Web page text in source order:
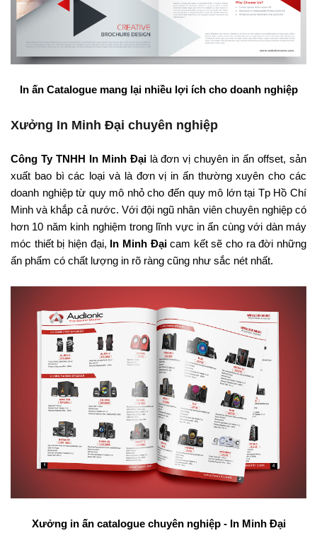
In ấn Catalogue mang lại nhiều lợi ích cho doanh nghiệp
Xưởng In Minh Đại chuyên nghiệp
Công Ty TNHH In Minh Đạilà đơn vị chuyên in ấn offset, sản
xuất bao bì các loại và là đơn vị in ấn thường xuyên cho các
doanh nghiệp từ quy mô nhỏ cho đến quy mô lớn tại Tp Hồ Chí
Minh và khắp cả nước. Với đội ngũ nhân viên chuyên nghiệp có
hơn 10 năm kinh nghiệm trong lĩnh vực in ấn cùng với dàn máy
móc thiết bị hiện đại, In Minh Đạicam kết sẽ cho ra đời những
ấn phẩm có chất lượng in rõ ràng cũng như sắc nét nhất.
Xưởng in ấn catalogue chuyên nghiệp - In Minh Đại